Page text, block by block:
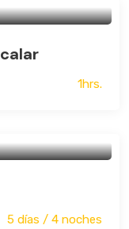
1hrs.
5 días / 4 noches